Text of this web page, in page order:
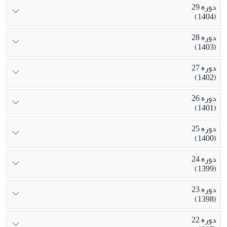
دوره 29
(1404)
دوره 28
(1403)
دوره 27
(1402)
دوره 26
(1401)
دوره 25
(1400)
دوره 24
(1399)
دوره 23
(1398)
دوره 22